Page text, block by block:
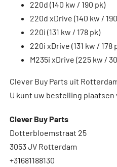
220d (140 kw / 190 pk)
220d xDrive (140 kw /
220i (131 kw / 178 pk)
220i xDrive (131 kw / 178
M235i xDrive (225 kw /
Clever Buy Parts uit
U kunt uw bestelling plaatsen
Clever Buy Parts
Dotterbloemstraat 25
3053 JV Rotterdam
+31681188130